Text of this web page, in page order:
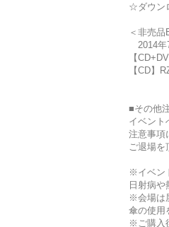
☆ダウン
＜非売
2014年
【
【CD】
■その他
イベント
注意事項
ご退場を
※イベン
日射病や
※会場は
傘の使用
※ご購入